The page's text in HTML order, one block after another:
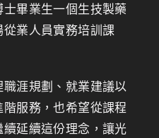
畢業生一個生技製藥
業人員實務培訓課
涯規劃、就業建議以
服務，也希望從課程
延續這份理念，讓光